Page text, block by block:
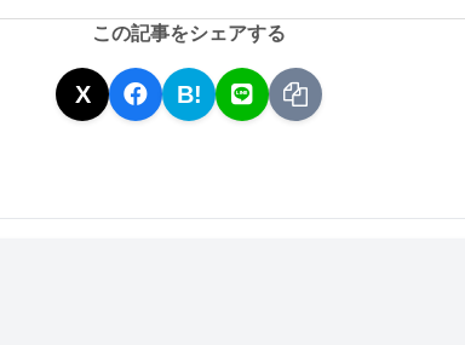
この記事をシェアする
X B!